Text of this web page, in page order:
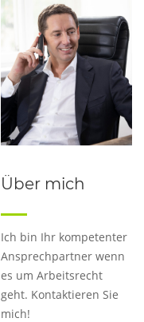
Über mich
Ich bin Ihr kompetenter
Ansprechpartner wenn
es um Arbeitsrecht
geht. Kontaktieren Sie
mich!